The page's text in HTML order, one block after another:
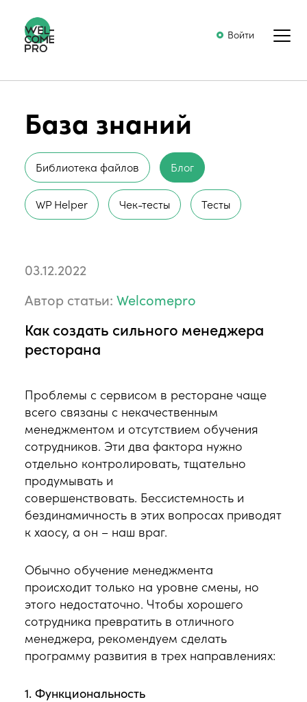
Войти
База знаний
Библиотека файлов Блог
WP Helper Чек-тесты Тесты
03.12.2022
Автор статьи: Welcomepro
Как создать сильного менеджера
ресторана
Проблемы с сервисом в ресторане чаще
всего связаны с некачественным
менеджментом и отсутствием обучения
сотрудников. Эти два фактора нужно
отдельно контролировать, тщательно
продумывать и
совершенствовать. Бессистемность и
бездинамичность в этих вопросах приводят
к хаосу, а он – наш враг.
Обычно обучение менеджмента
происходит только на уровне смены, но
этого недостаточно. Чтобы хорошего
сотрудника превратить в отличного
менеджера, рекомендуем сделать
программу развития в трех направлениях:
1. Функциональность